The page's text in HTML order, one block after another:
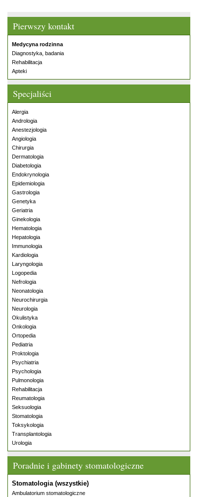
Pierwszy kontakt
Medycyna rodzinna
Diagnostyka, badania
Rehabilitacja
Apteki
Specjaliści
Alergia
Andrologia
Anestezjologia
Angiologia
Chirurgia
Dermatologia
Diabetologia
Endokrynologia
Epidemiologia
Gastrologia
Genetyka
Geriatria
Ginekologia
Hematologia
Hepatologia
Immunologia
Kardiologia
Laryngologia
Logopedia
Nefrologia
Neonatologia
Neurochirurgia
Neurologia
Okulistyka
Onkologia
Ortopedia
Pediatria
Proktologia
Psychiatria
Psychologia
Pulmonologia
Rehabilitacja
Reumatologia
Seksuologia
Stomatologia
Toksykologia
Transplantologia
Urologia
Poradnie i gabinety stomatologiczne
Stomatologia (wszystkie)
Ambulatorium stomatologiczne